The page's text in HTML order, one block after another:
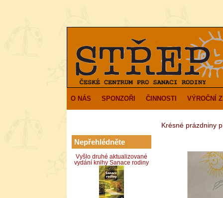
O NÁS SPONZOŘI ČINNOSTI VÝROČNÍ
Nepřehlédněte
Vyšlo druhé aktualizované
vydání knihy Sanace rodiny
Krésné prázdniny